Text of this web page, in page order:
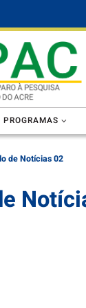
PROGRAMAS
de Notícias 02